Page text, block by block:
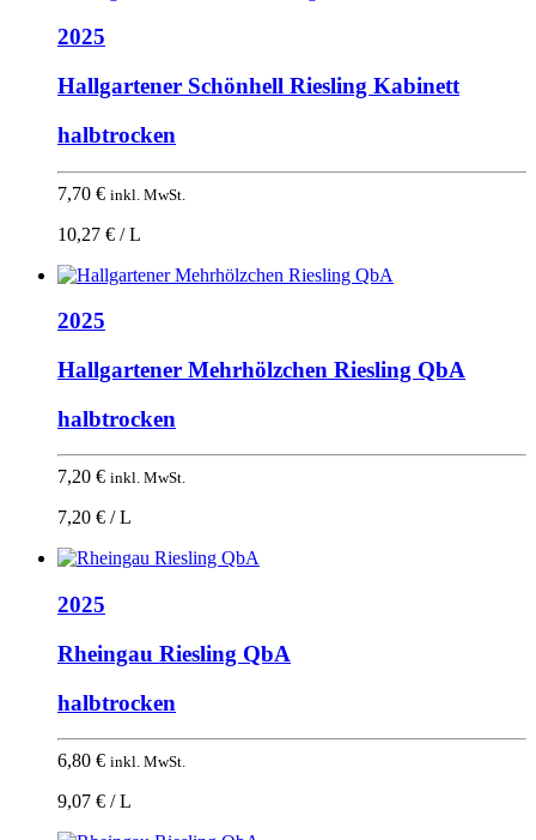
2025
Hallgartener Schönhell Riesling Kabinett
halbtrocken
7,70 € inkl. MwSt.
10,27 € / L
2025
Hallgartener Mehrhölzchen Riesling QbA
halbtrocken
7,20 € inkl. MwSt.
7,20 € / L
2025
Rheingau Riesling QbA
halbtrocken
6,80 € inkl. MwSt.
9,07 € / L